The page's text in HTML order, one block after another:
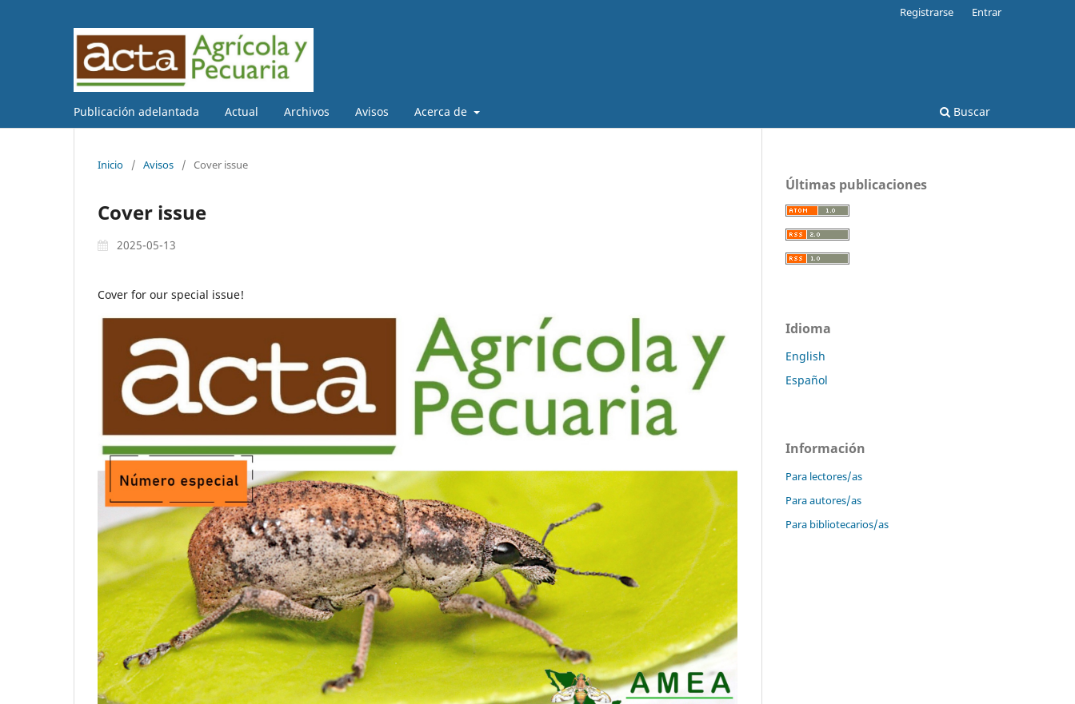
Publicación adelantada Actual Archivos Avisos Acerca de Buscar
Registrarse Entrar
Inicio / Avisos / Cover issue
Cover issue
2025-05-13
Cover for our special issue!
Últimas publicaciones
Idioma
English
Español
Información
Para lectores/as
Para autores/as
Para bibliotecarios/as